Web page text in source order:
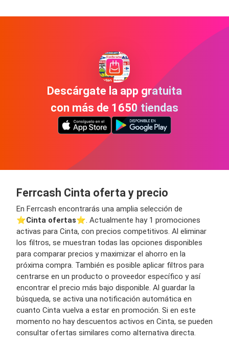
Descárgate la app gratuita
con más de 1650 tiendas
Ferrcash Cinta oferta y precio
En Ferrcash encontrarás una amplia selección de
⭐️Cinta ofertas⭐️. Actualmente hay 1 promociones
activas para Cinta, con precios competitivos. Al eliminar
los filtros, se muestran todas las opciones disponibles
para comparar precios y maximizar el ahorro en la
próxima compra. También es posible aplicar filtros para
centrarse en un producto o proveedor específico y así
encontrar el precio más bajo disponible. Al guardar la
búsqueda, se activa una notificación automática en
cuanto Cinta vuelva a estar en promoción. Si en este
momento no hay descuentos activos en Cinta, se pueden
consultar ofertas similares como alternativa directa.